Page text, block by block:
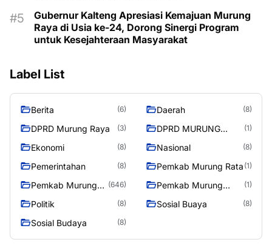
Gubernur Kalteng Apresiasi Kemajuan Murung
Raya di Usia ke-24, Dorong Sinergi Program
untuk Kesejahteraan Masyarakat
Label List
Berita (6) Daerah (8)
DPRD Murung Raya (3)
DPRD MURUNG
(1)
Ekonomi (8) Nasional (8)
Pemerintahan (8) Pemkab Murung Rata (1)
Pemkab Murung
(646)
Pemkab Murung
(1)
Politik (8) Sosial Buaya (8)
Sosial Budaya (8)